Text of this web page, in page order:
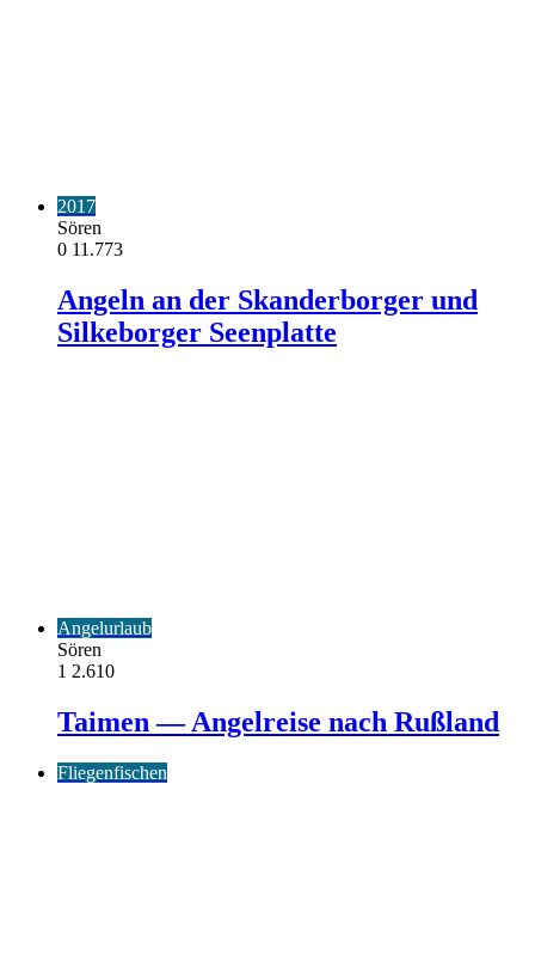
2017
Sören
0 11.773
Angeln an der Skanderborger und
Silkeborger Seenplatte
Angelurlaub
Sören
1 2.610
Taimen — Angelreise nach Rußland
Fliegenfischen